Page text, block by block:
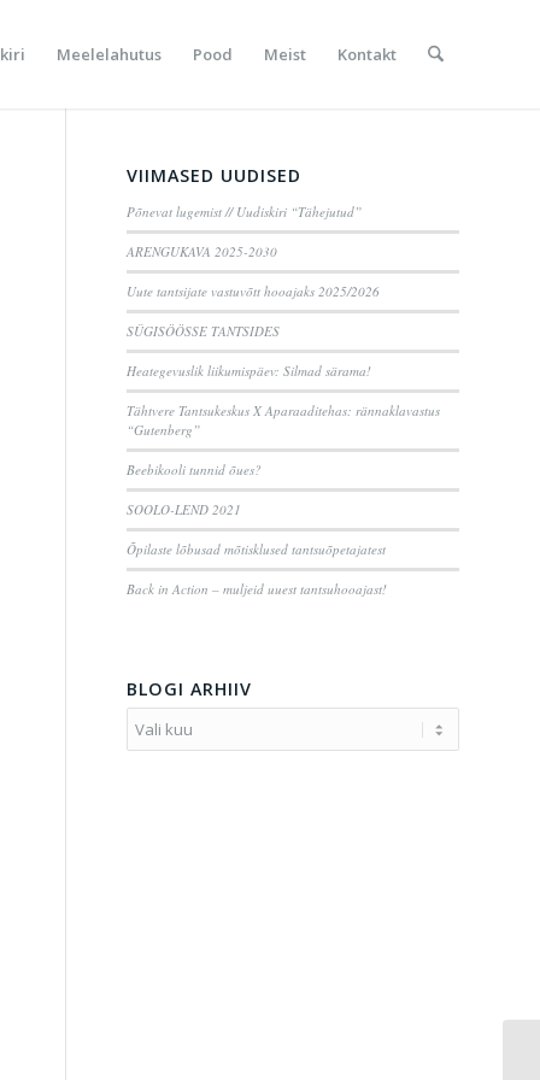
Meelelahutus Pood Meist Kontakt
VIIMASED UUDISED
Põnevat lugemist // Uudiskiri “Tähejutud”
ARENGUKAVA 2025-2030
Uute tantsijate vastuvõtt hooajaks 2025/2026
SÜGISÖÖSSE TANTSIDES
Heategevuslik liikumispäev: Silmad särama!
Tähtvere Tantsukeskus X Aparaaditehas: rännaklavastus
“Gutenberg”
Beebikooli tunnid õues?
SOOLO-LEND 2021
Õpilaste lõbusad mõtisklused tantsuõpetajatest
Back in Action – muljeid uuest tantsuhooajast!
BLOGI ARHIIV